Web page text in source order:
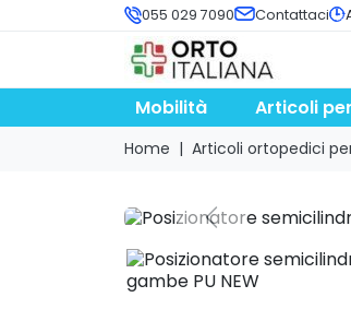
055 029 7090 Contattaci
Mobilità
Articoli
Home Articoli ortopedici
Previous